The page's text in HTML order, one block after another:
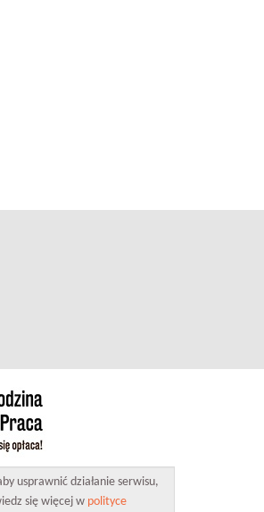
usprawnić działanie serwisu,
się więcej w polityce